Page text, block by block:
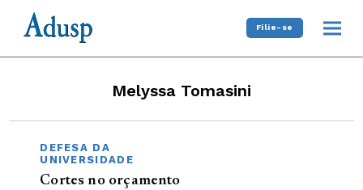
Filie-se
Melyssa Tomasini
DEFESA DA
UNIVERSIDADE
Cortes no orçamento